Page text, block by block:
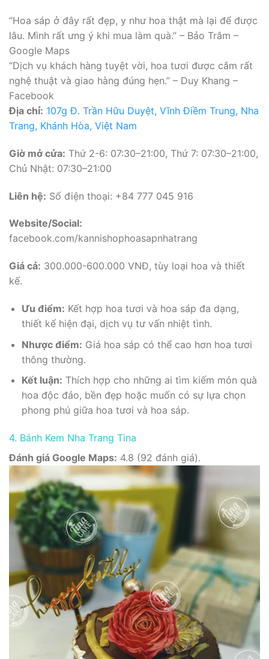
“Hoa sáp ở đây rất đẹp, y như hoa thật mà lại để được
lâu. Mình rất ưng ý khi mua làm quà.” – Bảo Trâm –
Google Maps
“Dịch vụ khách hàng tuyệt vời, hoa tươi được cắm rất
nghệ thuật và giao hàng đúng hẹn.” – Duy Khang –
Facebook
Địa chỉ: 107g Đ. Trần Hữu Duyệt, Vĩnh Điềm Trung, Nha
Trang, Khánh Hòa, Việt Nam
Giờ mở cửa: Thứ 2-6: 07:30–21:00, Thứ 7: 07:30–21:00,
Chủ Nhật: 07:30–21:00
Liên hệ: Số điện thoại: +84 777 045 916
Website/Social:
facebook.com/kannishophoasapnhatrang
Giá cả: 300.000-600.000 VNĐ, tùy loại hoa và thiết
kế.
Ưu điểm: Kết hợp hoa tươi và hoa sáp đa dạng,
thiết kế hiện đại, dịch vụ tư vấn nhiệt tình.
Nhược điểm: Giá hoa sáp có thể cao hơn hoa tươi
thông thường.
Kết luận: Thích hợp cho những ai tìm kiếm món quà
hoa độc đáo, bền đẹp hoặc muốn có sự lựa chọn
phong phú giữa hoa tươi và hoa sáp.
4. Bánh Kem Nha Trang Tina
Đánh giá Google Maps: 4.8 (92 đánh giá).